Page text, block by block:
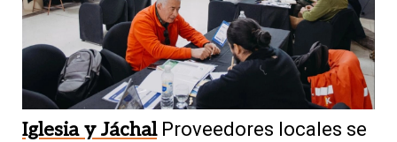
Iglesia y Jáchal Proveedores locales se